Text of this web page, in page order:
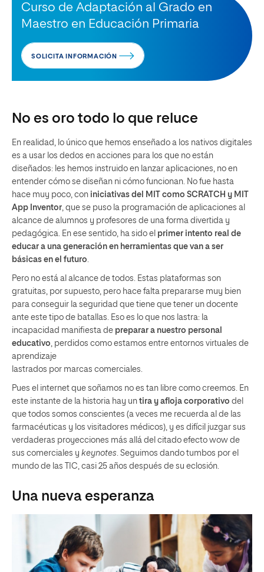
Curso de Adaptación al Grado en
Maestro en Educación Primaria
SOLICITA INFORMACIÓN
No es oro todo lo que reluce
En realidad, lo único que hemos enseñado a los nativos digitales
es a usar los dedos en acciones para los que no están
diseñados: les hemos instruido en lanzar aplicaciones, no en
entender cómo se diseñan ni cómo funcionan. No fue hasta
hace muy poco, con iniciativas del MIT como SCRATCH y MIT
App Inventor, que se puso la programación de aplicaciones al
alcance de alumnos y profesores de una forma divertida y
pedagógica. En ese sentido, ha sido el primer intento real de
educar a una generación en herramientas que van a ser
básicas en el futuro.
Pero no está al alcance de todos. Estas plataformas son
gratuitas, por supuesto, pero hace falta prepararse muy bien
para conseguir la seguridad que tiene que tener un docente
ante este tipo de batallas. Eso es lo que nos lastra: la
incapacidad manifiesta de preparar a nuestro personal
educativo, perdidos como estamos entre entornos virtuales de
aprendizaje
lastrados por marcas comerciales.
Pues el internet que soñamos no es tan libre como creemos. En
este instante de la historia hay un tira y afloja corporativo del
que todos somos conscientes (a veces me recuerda al de las
farmacéuticas y los visitadores médicos), y es difícil juzgar sus
verdaderas proyecciones más allá del citado efecto wow de
sus comerciales y keynotes. Seguimos dando tumbos por el
mundo de las TIC, casi 25 años después de su eclosión.
Una nueva esperanza